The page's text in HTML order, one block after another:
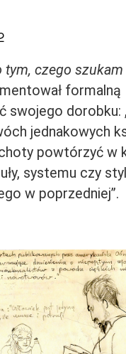
tym, czego szukam
formalną
swojego dorobku:
jednakowych
powtórzyć w
systemu czy
w poprzedniej”.